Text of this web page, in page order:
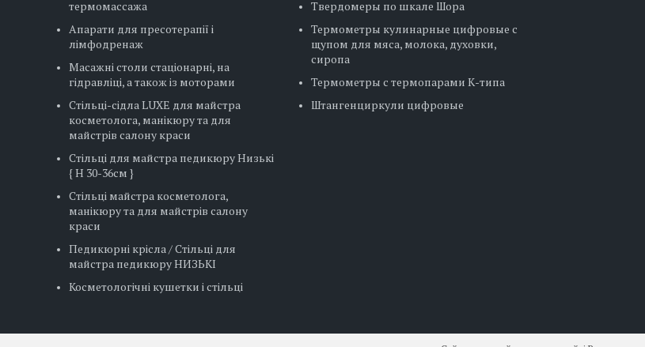
термомассажа
Апарати для пресотерапії і
лімфодренаж
Масажні столи стаціонарні, на
гідравліці, а також із моторами
Стільці-сідла LUXE для майстра
косметолога, манікюру та для
майстрів салону краси
Стільці для майстра педикюру Низькі
{ H 30-36см }
Стільці майстра косметолога,
манікюру та для майстрів салону
краси
Педикюрні крісла / Стільці для
майстра педикюру НИЗЬКІ
Косметологічні кушетки і стільці
Твердомеры по шкале Шора
Термометры кулинарные цифровые с
щупом для мяса, молока, духовки,
сиропа
Термометры с термопарами К-типа
Штангенциркули цифровые